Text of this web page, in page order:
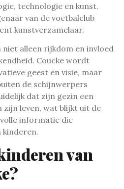
technologie en kunst.
van de voetbalclub
kunstverzamelaar.
alleen rijkdom en invloed
Coucke wordt
geest en visie, maar
de schijnwerpers
dat zijn gezin een
zijn leven, wat blijkt uit de
informatie die
kinderen.
van